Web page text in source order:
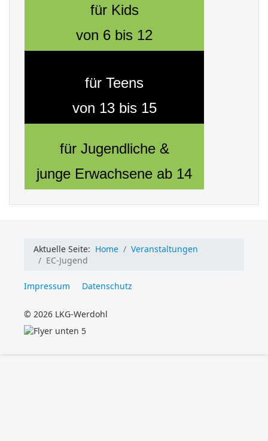
für Kids
von 6 bis 12
für Teens
von 13 bis 15
für Jugendliche &
junge Erwachsene ab 14
Aktuelle Seite: Home
Veranstaltungen
EC-Jugend
Impressum Datenschutz
© 2026 LKG-Werdohl